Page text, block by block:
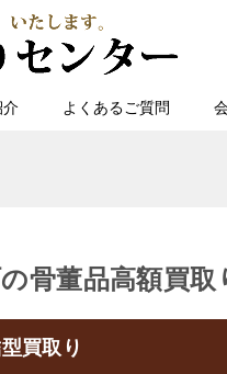
介 よくあるご質問
骨董品高額買
買取り